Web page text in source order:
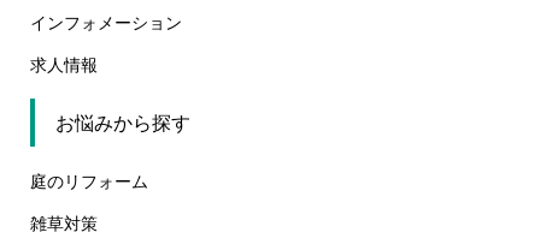
インフォメーション
求人情報
お悩みから探す
庭のリフォーム
雑草対策